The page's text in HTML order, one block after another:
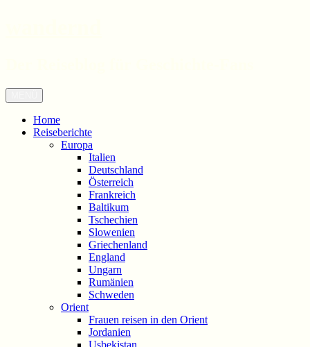
Zum
Inhalt
springen
Home
Reiseberichte
Europa
Italien
Deutschland
Österreich
Frankreich
Baltikum
Tschechien
Slowenien
Griechenland
England
Ungarn
Rumänien
Schweden
Orient
Frauen reisen in den Orient
Jordanien
Usbekistan